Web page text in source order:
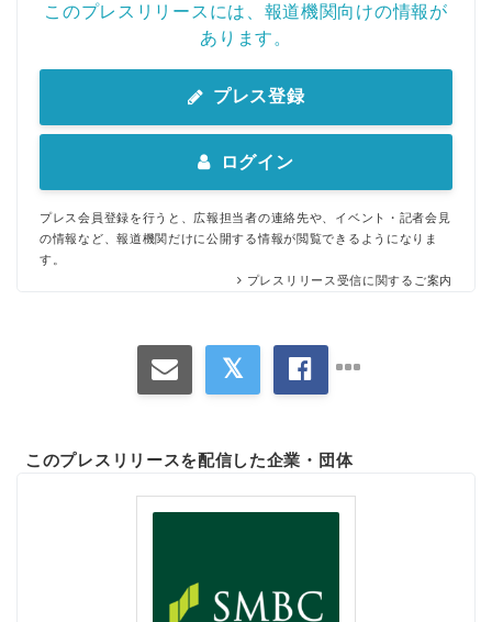
このプレスリリースには、報道機関向けの情報が
あります。
プレス登録
ログイン
プレス会員登録を行うと、広報担当者の連絡先や、イベント・記者会見
の情報など、報道機関だけに公開する情報が閲覧できるようになりま
す。
プレスリリース受信に関するご案内
このプレスリリースを配信した企業・団体